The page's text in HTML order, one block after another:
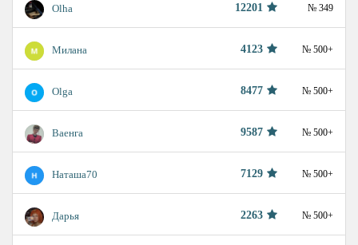
Olha 12201 № 349
Милана 4123 № 500+
Olga 8477 № 500+
Ваенга 9587 № 500+
Наташа70 7129 № 500+
Дарья 2263 № 500+